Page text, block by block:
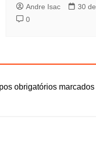
Andre Isac
30
0
obrigatórios marcados